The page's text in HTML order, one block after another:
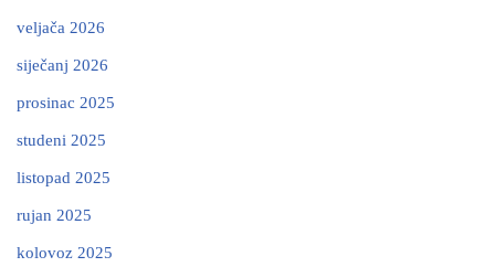
veljača 2026
siječanj 2026
prosinac 2025
studeni 2025
listopad 2025
rujan 2025
kolovoz 2025